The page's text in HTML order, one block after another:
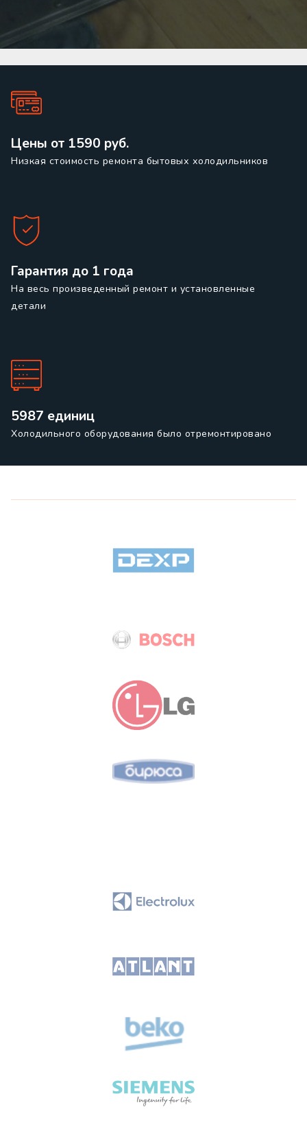
Цены от 1590 руб.
Низкая стоимость ремонта бытовых холодильников
Гарантия до 1 года
На весь произведенный ремонт и установленные
детали
5987 единиц
Холодильного оборудования было отремонтировано